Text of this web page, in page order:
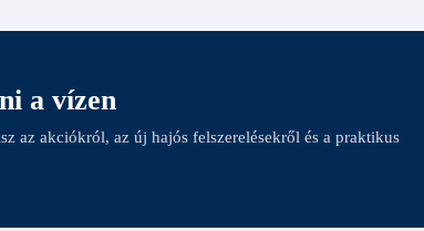
a vízen
az akciókról, az új hajós felszerelésekről és a praktikus